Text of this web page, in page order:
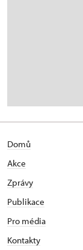
Domů
Akce
Zprávy
Publikace
Pro média
Kontakty